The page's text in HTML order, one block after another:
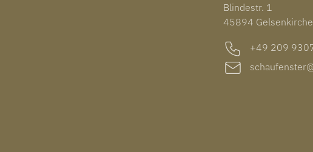
Blindestr. 1
45894
+49 209